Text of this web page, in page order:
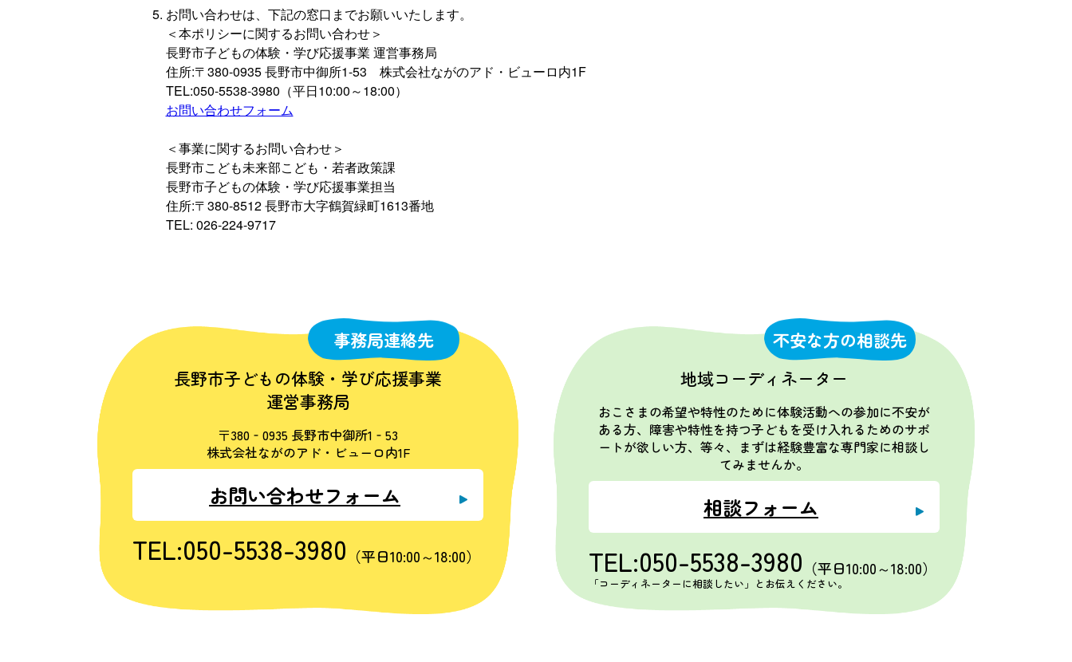
お問い合わせは、下記の窓口までお願いいたします。
＜本ポリシーに関するお問い合わせ＞
長野市子どもの体験・学び応援事業 運営事務局
住所:〒380-0935 長野市中御所1-53 株式会社ながのアド・ビューロ内1F
TEL:050-5538-3980（平日10:00～18:00）
お問い合わせフォーム
＜事業に関するお問い合わせ＞
長野市こども未来部こども・若者政策課
長野市子どもの体験・学び応援事業担当
住所:〒380-8512 長野市大字鶴賀緑町1613番地
TEL: 026-224-9717
事務局連絡先
長野市子どもの体験・学び応援事業
運営事務局
〒380‐0935 長野市中御所1‐53
株式会社ながのアド・ビューロ内1F
お問い合わせフォーム
TEL:050-5538-3980 （平日10:00～18:00）
不安な方の相談先
地域コーディネーター
おこさまの希望や特性のために体験活動への参加に不安が
ある方、障害や特性を持つ子どもを受け入れるためのサポ
ートが欲しい方、等々、まずは経験豊富な専門家に相談し
てみませんか。
相談フォーム
TEL:050-5538-3980 （平日10:00～18:00）
「コーディネーターに相談したい」とお伝えください。